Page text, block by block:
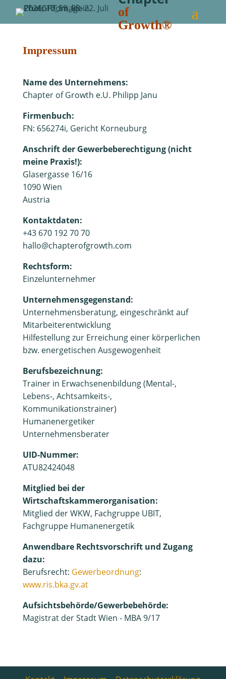
of
Growth®
Impressum
Name des Unternehmens:
Chapter of Growth e.U. Philipp Janu
Firmenbuch:
FN: 656274i, Gericht Korneuburg
Anschrift der Gewerbeberechtigung (nicht
meine Praxis!):
Glasergasse 16/16
1090 Wien
Austria
Kontaktdaten:
+43 670 192 70 70
hallo@chapterofgrowth.com
Rechtsform:
Einzelunternehmer
Unternehmensgegenstand:
Unternehmensberatung, eingeschränkt auf
Mitarbeiterentwicklung
Hilfestellung zur Erreichung einer körperlichen
bzw. energetischen Ausgewogenheit
Berufsbezeichnung:
Trainer in Erwachsenenbildung (Mental-,
Lebens-, Achtsamkeits-,
Kommunikationstrainer)
Humanenergetiker
Unternehmensberater
UID-Nummer:
ATU82424048
Mitglied bei der
Wirtschaftskammerorganisation:
Mitglied der WKW, Fachgruppe UBIT,
Fachgruppe Humanenergetik
Anwendbare Rechtsvorschrift und Zugang
dazu:
Berufsrecht: Gewerbeordnung:
www.ris.bka.gv.at
Aufsichtsbehörde/Gewerbebehörde:
Magistrat der Stadt Wien - MBA 9/17